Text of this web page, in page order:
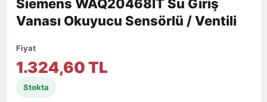
Siemens WAQ20468IT Su Giriş
Vanası Okuyucu Sensörlü / Ventili
Fiyat
1.324,60 TL
Stokta